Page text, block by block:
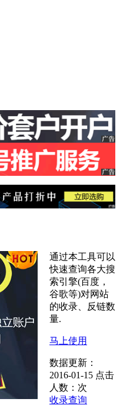
通过本工具可以
快速查询各大搜
索引擎(百度，
谷歌等)对网站
的收录、反链数
量.
马上使用
数据更新：
2016-01-15 点击
人数： 次
收录查询